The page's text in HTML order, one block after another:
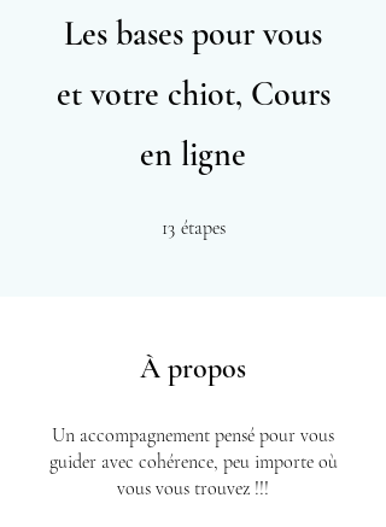
Les bases pour vous
et votre chiot, Cours
en ligne
13 étapes
À propos
Un accompagnement pensé pour vous
guider avec cohérence, peu importe où
vous vous trouvez !!!